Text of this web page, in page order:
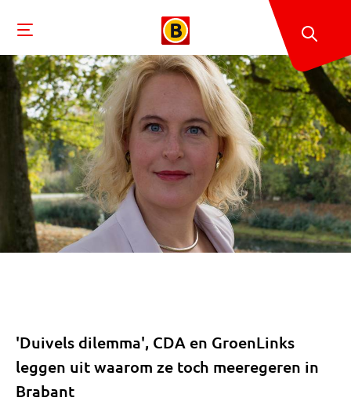
'Duivels dilemma', CDA en GroenLinks
leggen uit waarom ze toch meeregeren in
Brabant